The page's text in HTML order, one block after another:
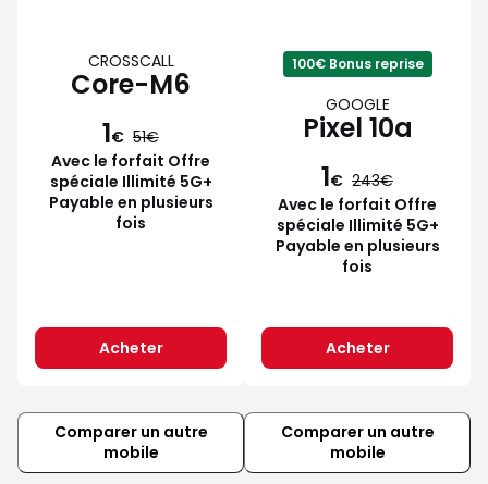
CROSSCALL
Core-M6
1€ 51
Avec le forfait Offre
spéciale Illimité 5G+
Payable en plusieurs
fois
Acheter
100€ Bonus reprise
GOOGLE
Pixel 10a
1€ 243
Avec le forfait Offre
spéciale Illimité 5G+
Payable en plusieurs
fois
Acheter
Comparer un autre
mobile
Comparer un autre
mobile